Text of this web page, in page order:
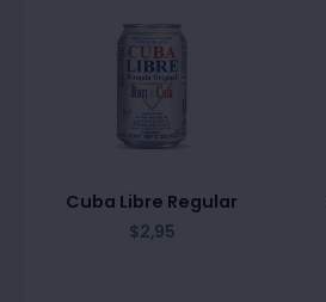
Cuba Libre Regular
$2,95